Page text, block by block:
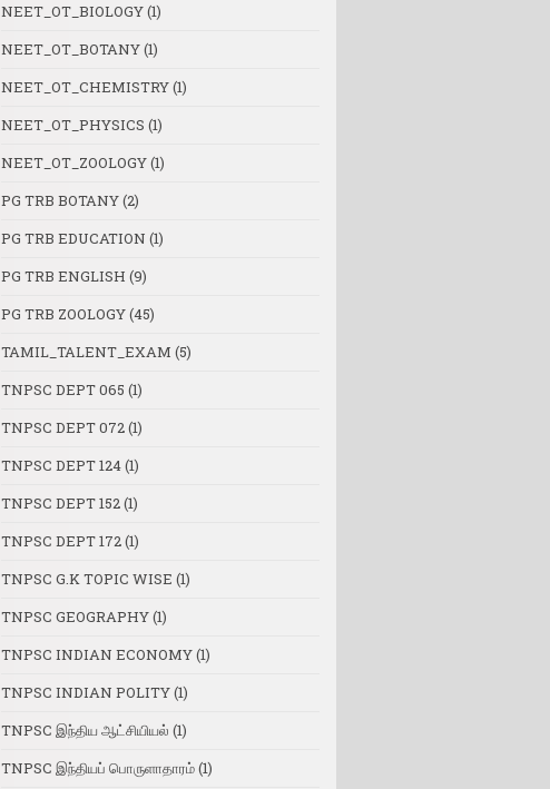
NEET_OT_BIOLOGY(1)
NEET_OT_BOTANY(1)
NEET_OT_CHEMISTRY(1)
NEET_OT_PHYSICS (1)
NEET_OT_ZOOLOGY(1)
PG TRB BOTANY(2)
PG TRB EDUCATION (1)
PG TRB ENGLISH (9)
PG TRB ZOOLOGY(45)
TAMIL_TALENT_EXAM (5)
TNPSC DEPT 065 (1)
TNPSC DEPT 072(1)
TNPSC DEPT 124(1)
TNPSC DEPT 152(1)
TNPSC DEPT 172(1)
TNPSC G.K TOPIC WISE (1)
TNPSC GEOGRAPHY(1)
TNPSC INDIAN ECONOMY(1)
TNPSC INDIAN POLITY(1)
TNPSC இந்திய ஆட்சியியல் (1)
TNPSC இந்தியப் பொருளாதாரம்(1)